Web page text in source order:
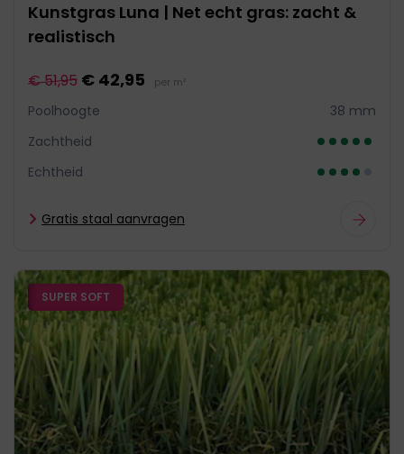
Kunstgras Luna | Net echt gras: zacht &
realistisch
€ 51,95 € 42,95 per m²
Poolhoogte
38 mm
Zachtheid
Echtheid
Gratis staal aanvragen
SUPER SOFT